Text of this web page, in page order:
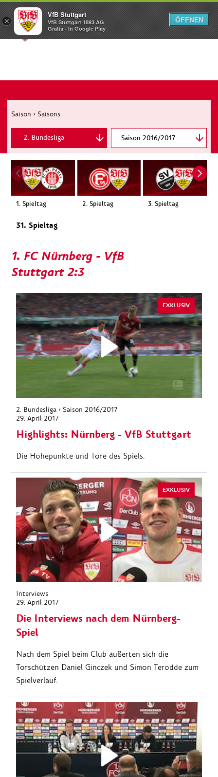
Menü
Saison › Saisons
Saison 2016/2017
2. Bundesliga
DFB-Pokal
1. Spieltag 2. Spieltag 3. Spieltag
31. Spieltag
1. FC Nürnberg - VfB
Stuttgart 2:3
EXKLUSIV
2. Bundesliga › Saison 2016/2017
29. April 2017
Highlights: Nürnberg - VfB Stuttgart
Die Höhepunkte und Tore des Spiels.
EXKLUSIV
Interviews
29. April 2017
Die Interviews nach dem Nürnberg-
Spiel
Nach dem Spiel beim Club äußerten sich die
Torschützen Daniel Ginczek und Simon Terodde zum
Spielverlauf.
×
VfB Stuttgart
VfB Stuttgart 1893 AG
Gratis - In Google Play
ÖFFNEN